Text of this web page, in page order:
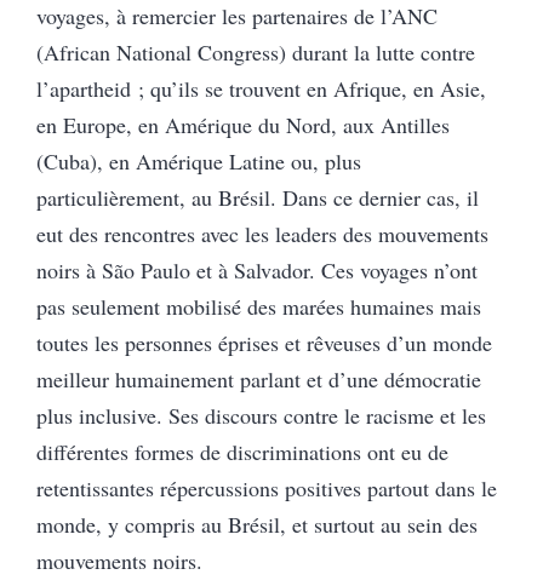
voyages, à remercier les partenaires de l’ANC
(African National Congress) durant la lutte contre
l’apartheid ; qu’ils se trouvent en Afrique, en Asie,
en Europe, en Amérique du Nord, aux Antilles
(Cuba), en Amérique Latine ou, plus
particulièrement, au Brésil. Dans ce dernier cas, il
eut des rencontres avec les leaders des mouvements
noirs à São Paulo et à Salvador. Ces voyages n’ont
pas seulement mobilisé des marées humaines mais
toutes les personnes éprises et rêveuses d’un monde
meilleur humainement parlant et d’une démocratie
plus inclusive. Ses discours contre le racisme et les
différentes formes de discriminations ont eu de
retentissantes répercussions positives partout dans le
monde, y compris au Brésil, et surtout au sein des
mouvements noirs.